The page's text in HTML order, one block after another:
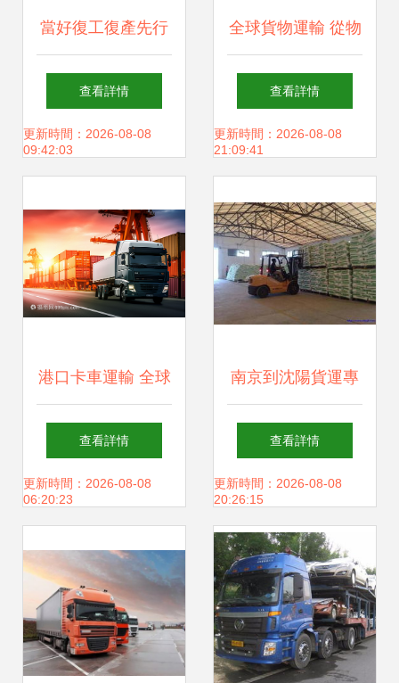
當好復工復產先行
官 新疆鐵路一季度
貨運量同比增長
查看詳情
更新時間：2026-08-08
09:42:03
全球貨物運輸 從物
流網絡到貿易紐帶
查看詳情
更新時間：2026-08-08
21:09:41
港口卡車運輸 全球
貿易的隱形動脈
查看詳情
更新時間：2026-08-08
06:20:23
南京到沈陽貨運專
線 高效連接南北的
物流動脈
查看詳情
更新時間：2026-08-08
20:26:15